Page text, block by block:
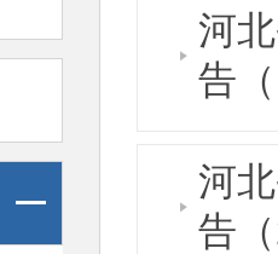
河
告
河
告